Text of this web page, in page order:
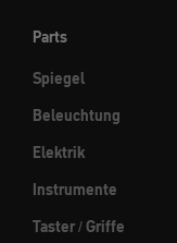
Parts
Spiegel
Beleuchtung
Elektrik
Instrumente
Taster / Griffe